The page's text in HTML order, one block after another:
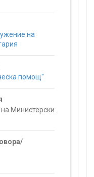
на
помощ"
Министерски